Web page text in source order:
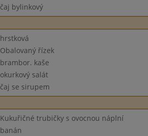
čaj bylinkový
hrstková
Obalovaný řízek
brambor. kaše
okurkový salát
čaj se sirupem
Kukuřičné trubičky s ovocnou náplní
banán